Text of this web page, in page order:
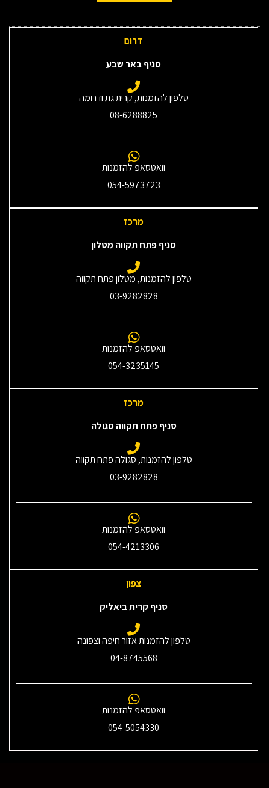
דרום
סניף באר שבע
טלפון להזמנות, קרית גת ודרומה
08-6288825
וואטסאפ להזמנות
054-5973723
מרכז
סניף פתח תקווה מטלון
טלפון להזמנות, מטלון פתח תקווה
03-9282828
וואטסאפ להזמנות
054-3235145‎
מרכז
סניף פתח תקווה סגולה
טלפון להזמנות, סגולה פתח תקווה
03-9282828
וואטסאפ להזמנות
054-4213306
צפון
סניף קרית ביאליק
טלפון להזמנות אזור חיפה וצפונה
04-8745568
וואטסאפ להזמנות
054-5054330